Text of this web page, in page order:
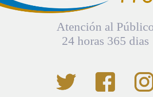
Atención al
24 horas 365 dias